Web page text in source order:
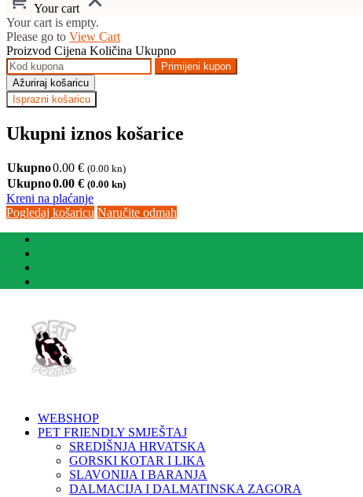
Your cart
Your cart is empty.
Please go to View Cart
Proizvod Cijena Količina Ukupno
Primijeni kupon
Ažuriraj košaricu
Isprazni košaricu
Ukupni iznos košarice
Ukupno0.00 € (0.00 kn)
Ukupno0.00 € (0.00 kn)
Kreni na plaćanje
Pogledaj košaricu Naručite odmah
WEBSHOP
PET FRIENDLY SMJEŠTAJ
SREDIŠNJA HRVATSKA
GORSKI KOTAR I LIKA
SLAVONIJA I BARANJA
DALMACIJA I DALMATINSKA ZAGORA